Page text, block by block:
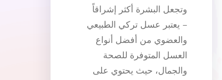
وتجعل البشرة أكثر إشراقاً
– يعتبر عسل تركي الطبيعي
والعضوي من أفضل أنواع
العسل المتوفرة للصحة
والجمال، حيث يحتوي على